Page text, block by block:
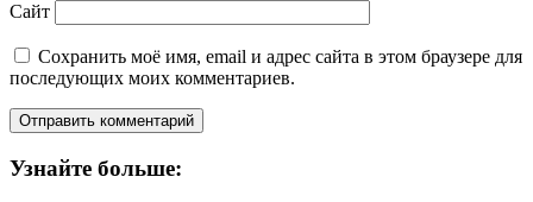
Сайт
Сохранить моё имя, email и адрес сайта в этом браузере для
последующих моих комментариев.
Узнайте больше: